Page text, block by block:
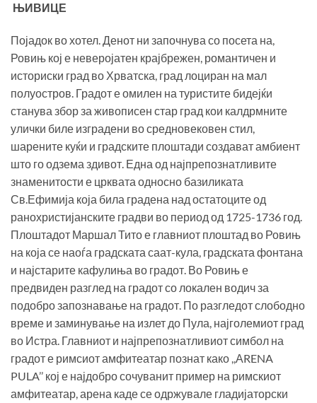
ЊИВИЦЕ
Појадок во хотел. Денот ни започнува со посета на,
Ровињ кој е неверојатен крајбрежен, романтичен и
историски град во Хрватска, град лоциран на мал
полуостров. Градот е омилен на туристите бидејќи
станува збор за живописен стар град кои калдрмните
улички биле изградени во средновековен стил,
шарените куќи и градските плоштади создават амбиент
што го одзема здивот. Една од најпрепознатливите
знаменитости е црквата односно базиликата
Св.Ефимија која била градена над остатоците од
ранохристијанските градви во период од 1725-1736 год.
Плоштадот Маршал Тито е главниот плоштад во Ровињ
на која се наоѓа градската саат-кула, градската фонтана
и најстарите кафулиња во градот. Во Ровињ е
предвиден разглед на градот со локален водич за
подобро запознавање на градот. По разгледот слободно
време и заминување на излет до Пула, најголемиот град
во Истра. Главниот и најпрепознатливиот симбол на
градот е римсиот амфитеатар познат како ,,АRENA
PULA’’ кој е најдобро сочуванит пример на римскиот
амфитеатар, арена каде се одржувале гладијаторски